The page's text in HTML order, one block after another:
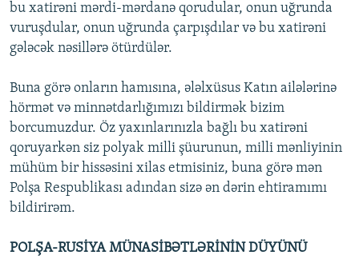
bu xatirəni mərdi-mərdanə qorudular, onun uğrunda
vuruşdular, onun uğrunda çarpışdılar və bu xatirəni
gələcək nəsillərə ötürdülər.
Buna görə onların hamısına, ələlxüsus Katın ailələrinə
hörmət və minnətdarlığımızı bildirmək bizim
borcumuzdur. Öz yaxınlarınızla bağlı bu xatirəni
qoruyarkən siz polyak milli şüurunun, milli mənliyinin
mühüm bir hissəsini xilas etmisiniz, buna görə mən
Polşa Respublikası adından sizə ən dərin ehtiramımı
bildirirəm.
POLŞA-RUSİYA MÜNASİBƏTLƏRİNİN DÜYÜNÜ